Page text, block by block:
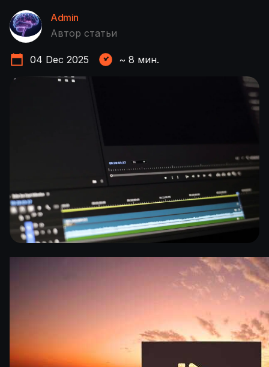
Admin
Автор статьи
04 Dec 2025 ~ 8 мин.